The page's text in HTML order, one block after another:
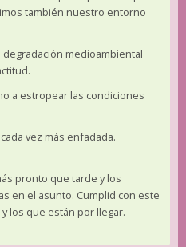
también nuestro entorno
medioambiental
a estropear las condiciones
vez más enfadada.
pronto que tarde y los
en el asunto. Cumplid con este
los que están por llegar.